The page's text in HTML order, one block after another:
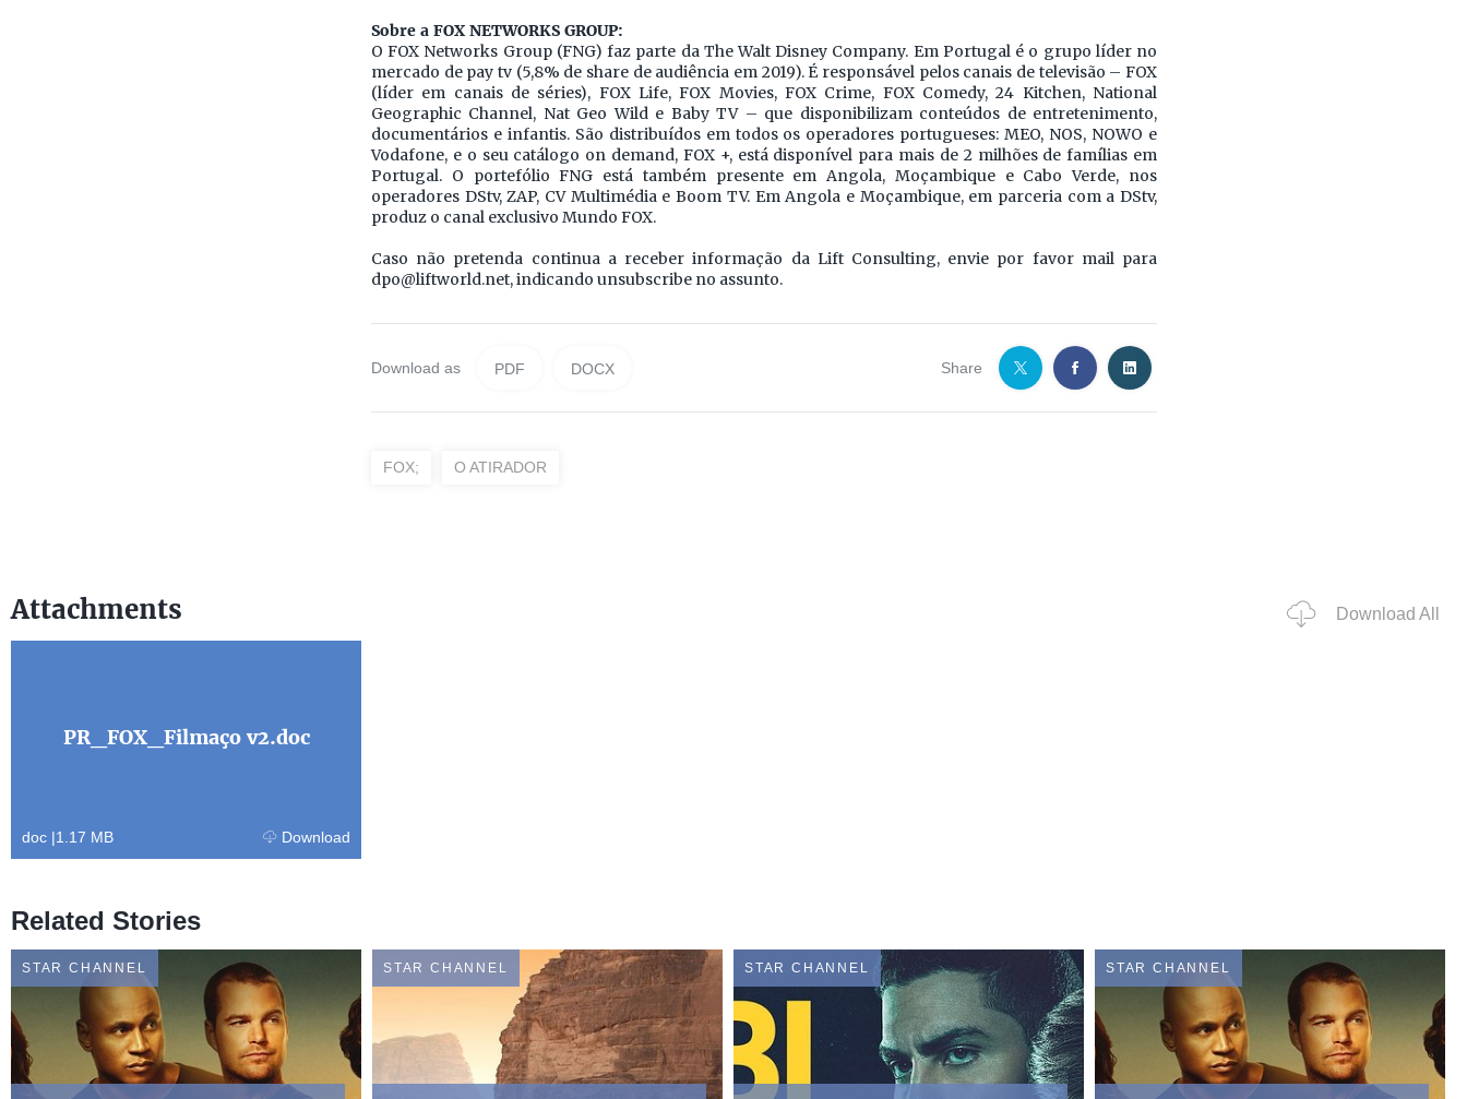
Sobre a FOX NETWORKS GROUP:
O FOX Networks Group (FNG) faz parte da The Walt Disney Company. Em Portugal é o grupo líder no
mercado de pay tv (5,8% de share de audiência em 2019). É responsável pelos canais de televisão – FOX
(líder em canais de séries), FOX Life, FOX Movies, FOX Crime, FOX Comedy, 24 Kitchen, National
Geographic Channel, Nat Geo Wild e Baby TV – que disponibilizam conteúdos de entretenimento,
documentários e infantis. São distribuídos em todos os operadores portugueses: MEO, NOS, NOWO e
Vodafone, e o seu catálogo on demand, FOX +, está disponível para mais de 2 milhões de famílias em
Portugal. O portefólio FNG está também presente em Angola, Moçambique e Cabo Verde, nos
operadores DStv, ZAP, CV Multimédia e Boom TV. Em Angola e Moçambique, em parceria com a DStv,
produz o canal exclusivo Mundo FOX.
Caso não pretenda continua a receber informação da Lift Consulting, envie por favor mail para
dpo@liftworld.net, indicando unsubscribe no assunto.
Download as PDF DOCX Share
FOX; O ATIRADOR
Attachments Download All
PR_FOX_Filmaço v2.doc
doc |1.17 MB Download
Related Stories
STAR CHANNEL STAR CHANNEL STAR CHANNEL STAR CHANNEL